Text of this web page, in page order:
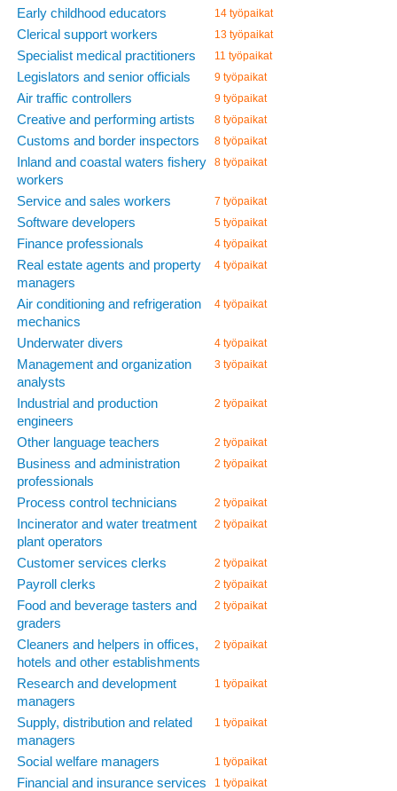
Early childhood educators 14 työpaikat
Clerical support workers 13 työpaikat
Specialist medical practitioners 11 työpaikat
Legislators and senior officials 9 työpaikat
Air traffic controllers 9 työpaikat
Creative and performing artists 8 työpaikat
Customs and border inspectors 8 työpaikat
Inland and coastal waters fishery
workers
8 työpaikat
Service and sales workers 7 työpaikat
Software developers 5 työpaikat
Finance professionals 4 työpaikat
Real estate agents and property
managers
4 työpaikat
Air conditioning and refrigeration
mechanics
4 työpaikat
Underwater divers 4 työpaikat
Management and organization
analysts
3 työpaikat
Industrial and production
engineers
2 työpaikat
Other language teachers 2 työpaikat
Business and administration
professionals
2 työpaikat
Process control technicians 2 työpaikat
Incinerator and water treatment
plant operators
2 työpaikat
Customer services clerks 2 työpaikat
Payroll clerks 2 työpaikat
Food and beverage tasters and
graders
2 työpaikat
Cleaners and helpers in offices,
hotels and other establishments
2 työpaikat
Research and development
managers
1 työpaikat
Supply, distribution and related
managers
1 työpaikat
Social welfare managers 1 työpaikat
Financial and insurance services
1 työpaikat